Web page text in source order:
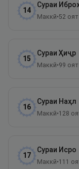
14
Сураи
Маккӣ•52 оят
15
Сураи Ҳиҷр
Маккӣ•99 оят
16
Сураи Наҳл
Маккӣ•128
17
Сураи Исро
Маккӣ•111